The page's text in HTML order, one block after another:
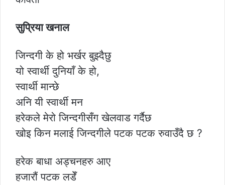
सुप्रिया खनाल
जिन्दगी के हो भर्खर बुझ्दैछु
यो स्वार्थी दुनियाँ के हो,
स्वार्थी मान्छे
अनि यी स्वार्थी मन
हरेकले मेरो जिन्दगीसँग खेलवाड गर्दैछ
खोइ किन मलाई जिन्दगीले पटक पटक रुवाउँदै छ ?
हरेक बाधा अड्चनहरु आए
हजारौं पटक लडेँ